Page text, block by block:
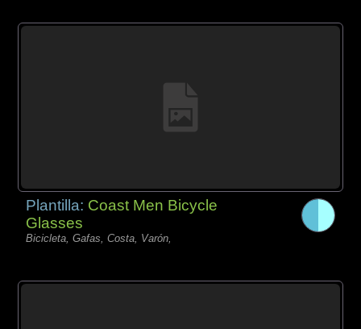
Plantilla: Coast Men Bicycle
Glasses
Bicicleta, Gafas, Costa, Varón,